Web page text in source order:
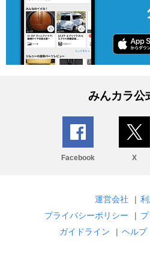
みんカラ公
Facebook X
運営会社 |
プライバシーポリシー
|
ガイドライン
| ヘルプ